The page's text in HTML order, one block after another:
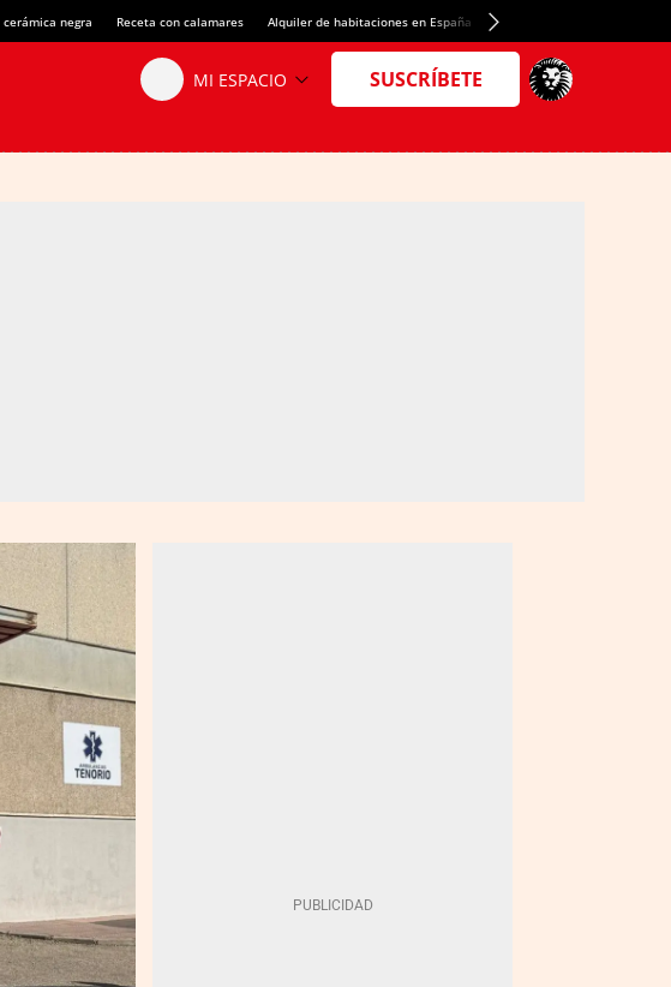
negra Receta con calamares Alquiler de habitaciones en España Crédito del Spotify Camp Nou